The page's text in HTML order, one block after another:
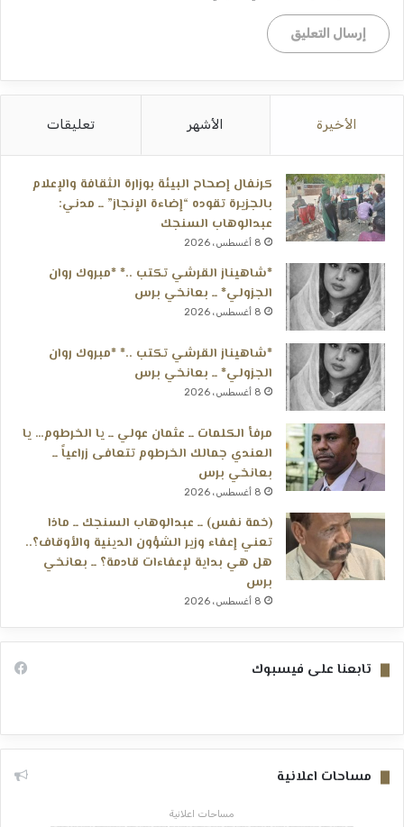
الأخيرة الأشهر تعليقات
كرنفال إصحاح البيئة بوزارة الثقافة والإعلام
بالجزيرة تقوده “إضاءة الإنجاز” ــ مدني:
عبدالوهاب السنجك
8 أغسطس، 2026
*شاهيناز القرشي تكتب ..* *مبروك روان
الجزولي* ــ بعانخي برس
8 أغسطس، 2026
*شاهيناز القرشي تكتب ..* *مبروك روان
الجزولي* ــ بعانخي برس
8 أغسطس، 2026
مرفأ الكلمات ــ عثمان عولي ــ يا الخرطوم… يا
العندي جمالك الخرطوم تتعافى زراعياً ــ
بعانخي برس
8 أغسطس، 2026
(خمة نفس) ــ عبدالوهاب السنجك ــ ماذا
تعني إعفاء وزير الشؤون الدينية والأوقاف؟..
هل هي بداية لإعفاءات قادمة؟ ــ بعانخي
برس
8 أغسطس، 2026
تابعنا على فيسبوك
مساحات اعلانية
مساحات اعلانية